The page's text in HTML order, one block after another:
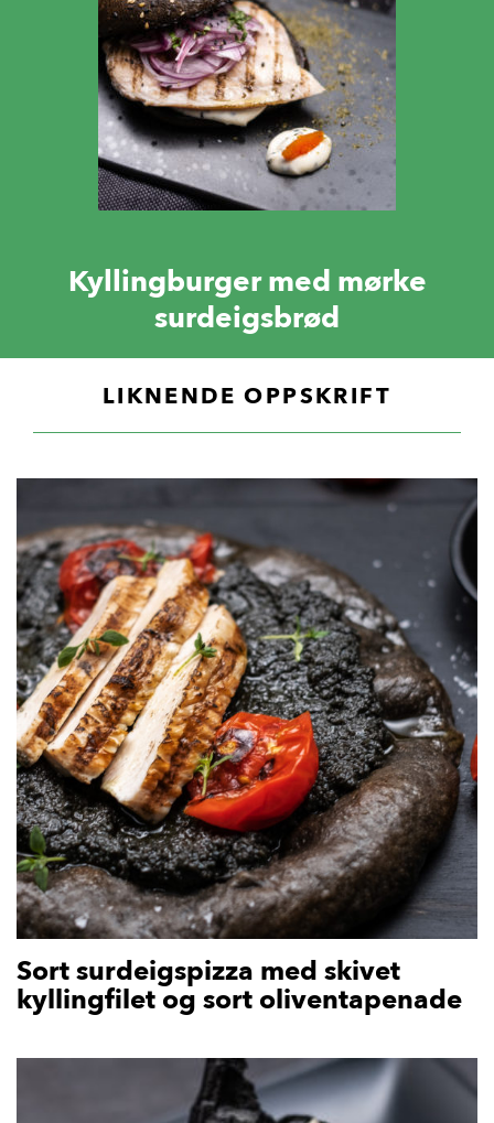
Kyllingburger med mørke
surdeigsbrød
LIKNENDE OPPSKRIFT
Sort surdeigspizza med skivet
kyllingfilet og sort oliventapenade